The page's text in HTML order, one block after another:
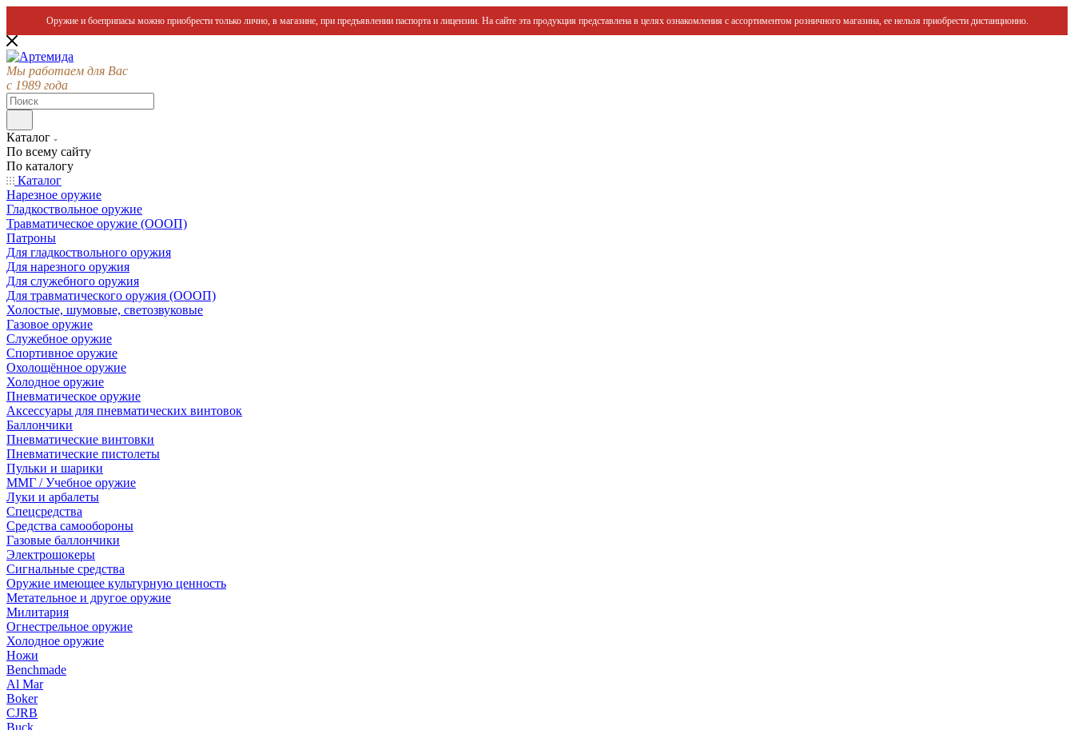
Оружие и боеприпасы можно приобрести только лично, в магазине, при предъявлении паспорта и лицензии. На сайте эта продукция представлена в целях ознакомления с ассортиментом розничного магазина, ее нельзя приобрести дистанционно.
Мы работаем для Вас
с 1989 года
Каталог
По всему сайту
По каталогу
Каталог
Нарезное оружие
Гладкоствольное оружие
Травматическое оружие (ОООП)
Патроны
Для гладкоствольного оружия
Для нарезного оружия
Для служебного оружия
Для травматического оружия (ОООП)
Холостые, шумовые, светозвуковые
Газовое оружие
Служебное оружие
Спортивное оружие
Охолощённое оружие
Холодное оружие
Пневматическое оружие
Аксессуары для пневматических винтовок
Баллончики
Пневматические винтовки
Пневматические пистолеты
Пульки и шарики
ММГ / Учебное оружие
Луки и арбалеты
Спецсредства
Средства самообороны
Газовые баллончики
Электрошокеры
Сигнальные средства
Оружие имеющее культурную ценность
Метательное и другое оружие
Милитария
Огнестрельное оружие
Холодное оружие
Ножи
Benchmade
Al Mar
Boker
CJRB
Buck